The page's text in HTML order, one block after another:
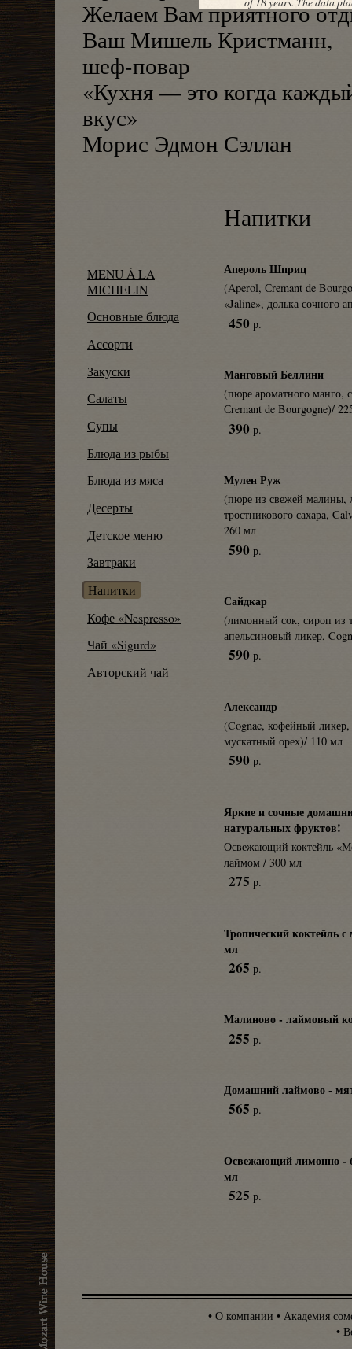
Желаем Вам приятного
Ваш Мишель Кристманн,
шеф-повар
«Кухня — это когда
вкус»
Морис Эдмон Сэллан
Напитки
MENU À LA
MICHELIN
Основные блюда
Ассорти
Закуски
Салаты
Супы
Блюда из рыбы
Блюда из мяса
Десерты
Детское меню
Завтраки
Напитки
Кофе «Nespresso»
Чай «Sigurd»
Авторский чай
Апероль Шприц
(Aperol, Сremant de
«Jaline», долька сочного
450 р.
Манговый Беллини
(пюре ароматного манго,
Сremant de Bourgogne)/
390 р.
Мулен Руж
(пюре из свежей малины,
тростникового сахара,
260 мл
590 р.
Сайдкар
(лимонный сок, сироп из
апельсиновый ликер,
590 р.
Александр
(Cognac, кофейный
мускатный орех)/ 110 мл
590 р.
Яркие и сочные
натуральных фруктов!
Освежающий коктейль
лаймом / 300 мл
275 р.
Тропический коктейль
мл
265 р.
Малиново - лаймовый
255 р.
Домашний лаймово -
565 р.
Освежающий лимонно -
мл
525 р.
• О компании • Академия
•